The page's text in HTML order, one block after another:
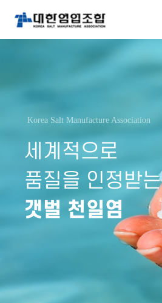
Korea Salt Manufacture Association
세계적으로
품질을 인정받는
갯벌 천일염